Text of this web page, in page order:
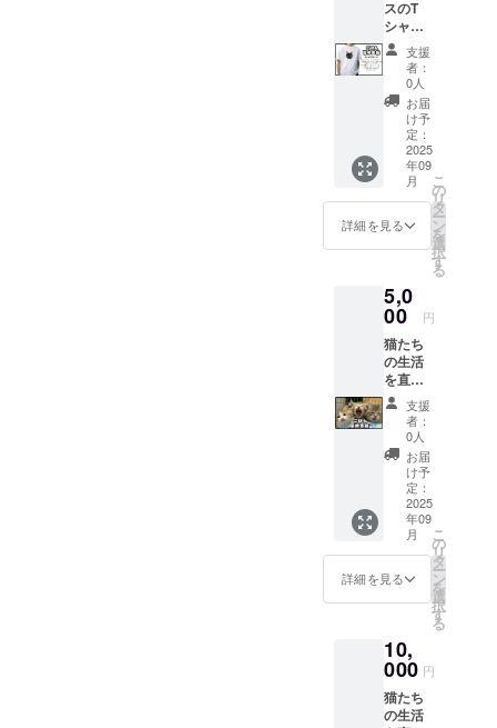
いま
す。 ※
このリ
ターン
は3,000
円／
5,000円
10,000
円のリ
ターン
は同一
です。
ご支援
者さま
のお気
持ちに
応じた
ご選択
となり
ます。
カ
ラー：
ホワイ
ント：
フロン
ト中央
にルン
ちゃん
の写真
発送：
クラ
ファン
順次お
届けし
（発送
は約3〜
4週間後
を予
定） T
シャツ1
枚で猫
の命を
支える
力にな
りま
す。 ご
心より
お待ち
なが
ら、売
上は猫
たちの
生活費
や保護
活動資
金に使
わせて
いただ
きま
す。 サ
イズ：S
クス）
素材：
綿100％
カ
ラー：
ホワイ
ト プリ
ント：
フロン
ト中央
に3兄弟
の写真
発送：
クラ
ファン
終了
後、製
ます
（発送
4週間後
を予
スのT
シャツ
で、さ
りげな
く猫支
援。
「ニャ
ロスオ
リジナ
ルキャ
ラク
ター」
の写真
を使っ
たオリ
シャツ
です。
グッズ
として
楽しみ
なが
ら、売
上は猫
たちの
生活費
や保護
活動資
金に使
わせて
いただ
きま
す。 サ
イズ：S
ニセッ
クス）
素材：
綿100％
カ
支援
者：
0人
お届
け予
定：
2025
年09
月
詳細を見る
こ
の
リ
タ
ー
ン
を
選
択
す
る
5,0
00 円
猫たち
の生活
を直接
支えて
くださ
るご支
援への
感謝と
して、
「ニャ
ロスで
暮らす
猫たち
の秘蔵
ブロマ
イド
真）」
をお送
りしま
す。 形
式：デ
支援
者：
0人
お届
け予
定：
2025
年09
月
詳細を見る
こ
の
リ
タ
ー
ン
を
選
択
す
る
10,
000 円
猫たち
の生活